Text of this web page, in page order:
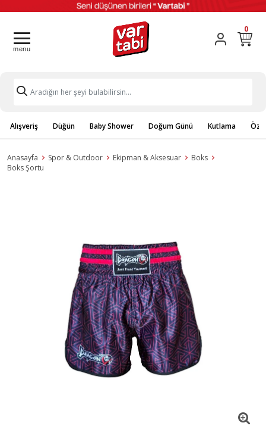
0
Alışveriş Düğün Baby Shower Doğum Günü Kutlama
Anasayfa Spor & Outdoor Ekipman & Aksesuar
Boks
Boks Şortu